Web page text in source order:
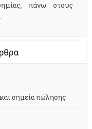
πάνω στους
σημεία πώλησης